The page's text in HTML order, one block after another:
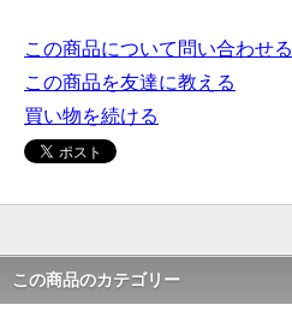
この商品について問い合わせる
この商品を友達に教える
買い物を続ける
この商品のカテゴリー